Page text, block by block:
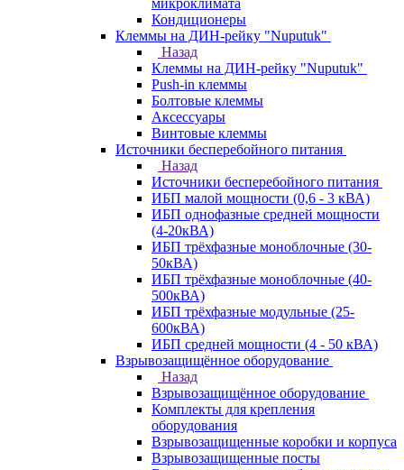
микроклимата
Кондиционеры
Клеммы на ДИН-рейку "Nuputuk"
Назад
Клеммы на ДИН-рейку "Nuputuk"
Push-in клеммы
Болтовые клеммы
Аксессуары
Винтовые клеммы
Источники бесперебойного питания
Назад
Источники бесперебойного питания
ИБП малой мощности (0,6 - 3 кВА)
ИБП однофазные средней мощности
(4-20кВА)
ИБП трёхфазные моноблочные (30-
50кВА)
ИБП трёхфазные моноблочные (40-
500кВА)
ИБП трёхфазные модульные (25-
600кВА)
ИБП средней мощности (4 - 50 кВА)
Взрывозащищённое оборудование
Назад
Взрывозащищённое оборудование
Комплекты для крепления
оборудования
Взрывозащищенные коробки и корпуса
Взрывозащищенные посты